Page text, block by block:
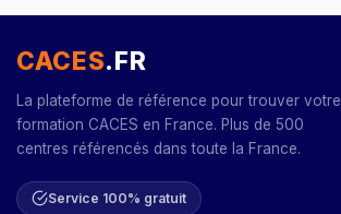
CACES.FR
La plateforme de référence pour trouver votre
formation CACES en France. Plus de 500
centres référencés dans toute la France.
Service 100% gratuit